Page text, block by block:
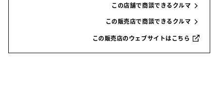
この店舗で商談できるクルマ
この販売店で商談できるクルマ
この販売店のウェブサイトはこちら